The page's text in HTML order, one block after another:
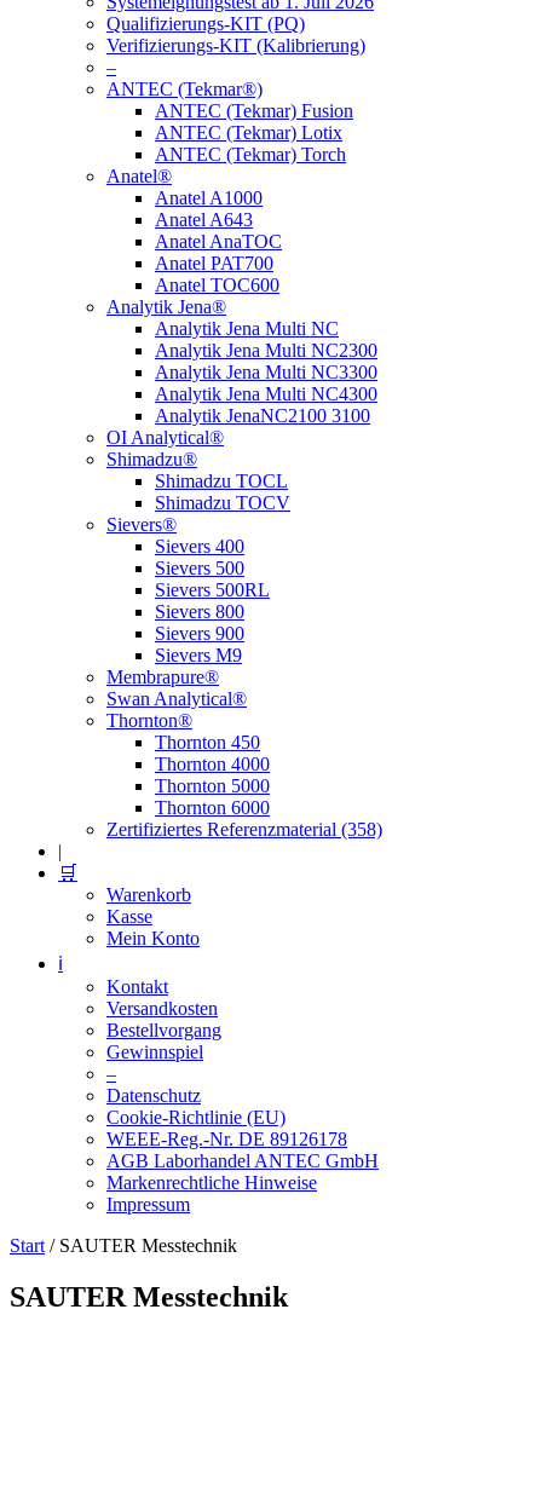
Qualifizierungs-KIT (PQ)
Verifizierungs-KIT (Kalibrierung)
–
ANTEC (Tekmar®)
ANTEC (Tekmar) Fusion
ANTEC (Tekmar) Lotix
ANTEC (Tekmar) Torch
Anatel®
Anatel A1000
Anatel A643
Anatel AnaTOC
Anatel PAT700
Anatel TOC600
Analytik Jena®
Analytik Jena Multi NC
Analytik Jena Multi NC2300
Analytik Jena Multi NC3300
Analytik Jena Multi NC4300
Analytik JenaNC2100 3100
OI Analytical®
Shimadzu®
Shimadzu TOCL
Shimadzu TOCV
Sievers®
Sievers 400
Sievers 500
Sievers 500RL
Sievers 800
Sievers 900
Sievers M9
Membrapure®
Swan Analytical®
Thornton®
Thornton 450
Thornton 4000
Thornton 5000
Thornton 6000
Zertifiziertes Referenzmaterial (358)
|
🛒
Warenkorb
Kasse
Mein Konto
ℹ️
Kontakt
Versandkosten
Bestellvorgang
Gewinnspiel
–
Datenschutz
Cookie-Richtlinie (EU)
WEEE-Reg.-Nr. DE 89126178
AGB Laborhandel ANTEC GmbH
Markenrechtliche Hinweise
Impressum
Start / SAUTER Messtechnik
SAUTER Messtechnik